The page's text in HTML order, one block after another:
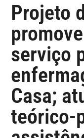
Projeto
serviço
Casa;
teórico-